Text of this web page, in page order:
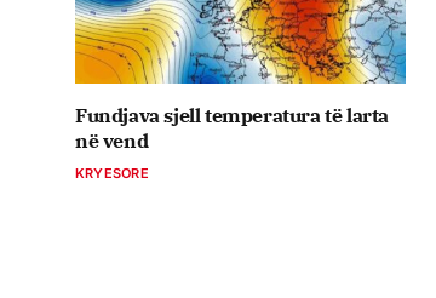
Fundjava sjell temperatura të larta
në vend
KRYESORE